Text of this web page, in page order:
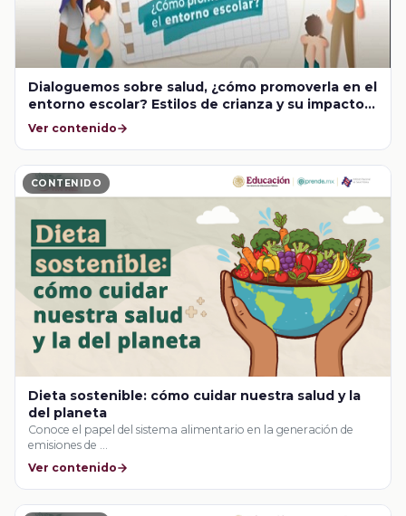
Dialoguemos sobre salud, ¿cómo promoverla en el
entorno escolar? Estilos de crianza y su impacto
en la salud mental
Ver contenido
CONTENIDO
Dieta sostenible: cómo cuidar nuestra salud y la
del planeta
Conoce el papel del sistema alimentario en la generación de
emisiones de …
Ver contenido